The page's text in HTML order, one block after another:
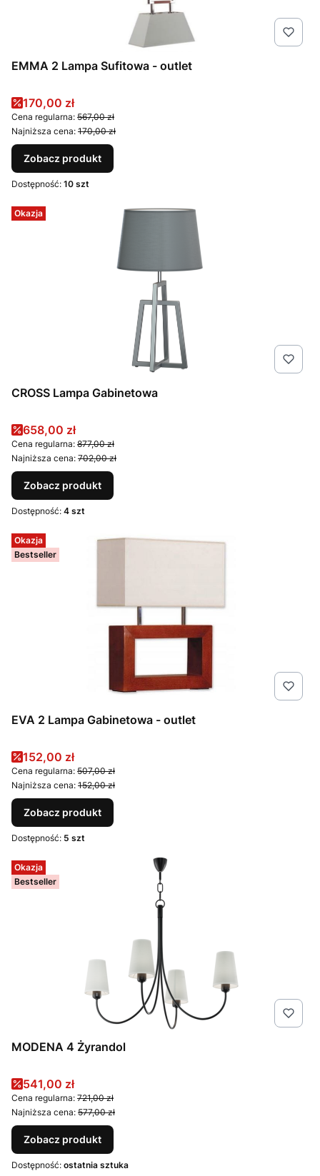
EMMA 2 Lampa Sufitowa - outlet
Cena promocyjna
170,00 zł
Cena regularna: 567,00 zł
Najniższa cena: 170,00 zł
Zobacz produkt
Dostępność: 10 szt
Okazja
CROSS Lampa Gabinetowa
Cena promocyjna
658,00 zł
Cena regularna: 877,00 zł
Najniższa cena: 702,00 zł
Zobacz produkt
Dostępność: 4 szt
Okazja
Bestseller
EVA 2 Lampa Gabinetowa - outlet
Cena promocyjna
152,00 zł
Cena regularna: 507,00 zł
Najniższa cena: 152,00 zł
Zobacz produkt
Dostępność: 5 szt
Okazja
Bestseller
MODENA 4 Żyrandol
Cena promocyjna
541,00 zł
Cena regularna: 721,00 zł
Najniższa cena: 577,00 zł
Zobacz produkt
Dostępność: ostatnia sztuka